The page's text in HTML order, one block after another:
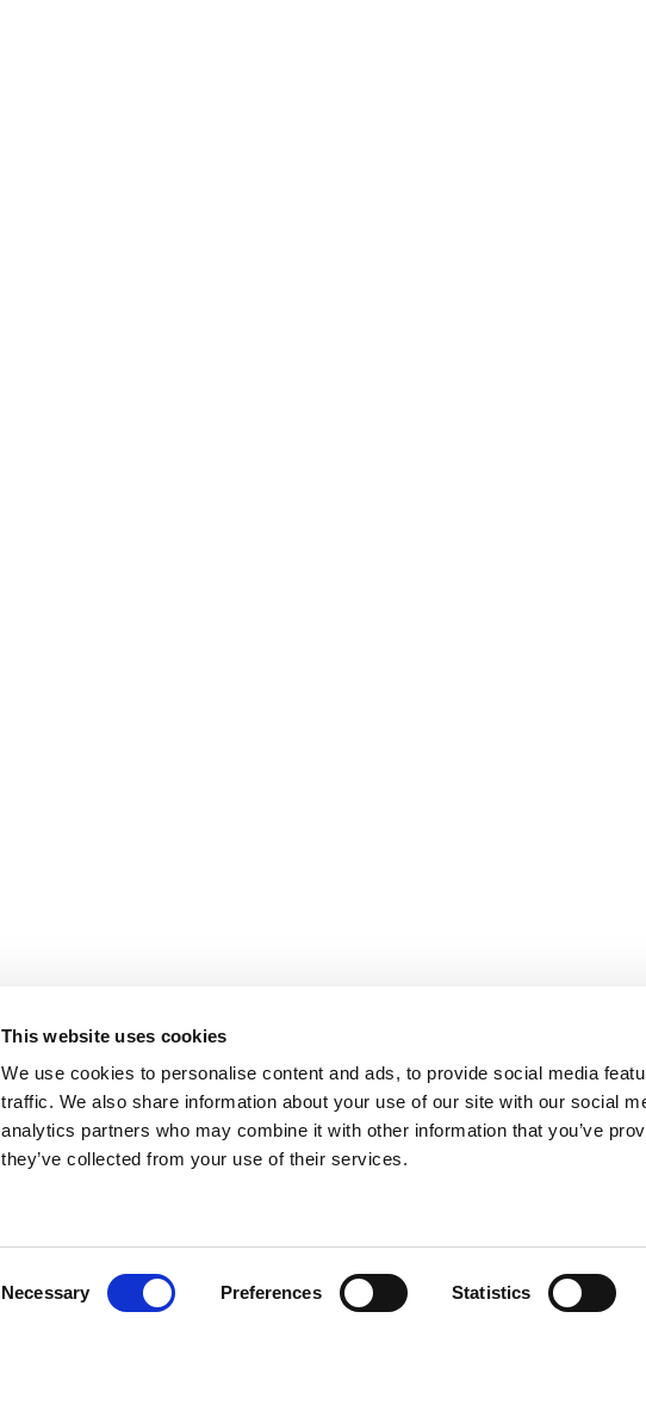
This website uses cookies
We use cookies to personalise content and ads, to provide social media
traffic. We also share information about your use of our site with our social
analytics partners who may combine it with other information that you’ve
they’ve collected from your use of their services.
Necessary Preferences Statistics